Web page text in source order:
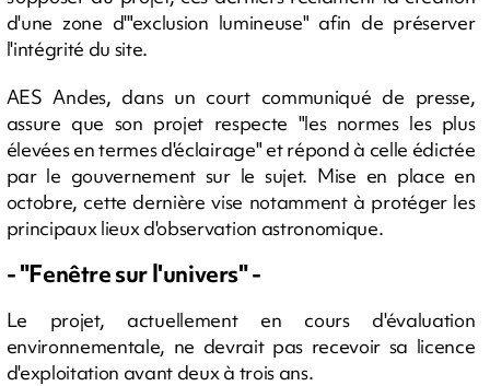
d'une zone d'"exclusion lumineuse" afin de préserver
l'intégrité du site.
AES Andes, dans un court communiqué de presse,
assure que son projet respecte "les normes les plus
élevées en termes d'éclairage" et répond à celle édictée
par le gouvernement sur le sujet. Mise en place en
octobre, cette dernière vise notamment à protéger les
principaux lieux d'observation astronomique.
- "Fenêtre sur l'univers" -
Le projet, actuellement en cours d'évaluation
environnementale, ne devrait pas recevoir sa licence
d'exploitation avant deux à trois ans.